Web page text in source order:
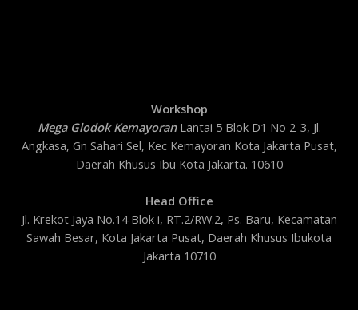
Workshop
Mega Glodok KemayoranLantai 5 Blok D1 No 2-3, Jl.
Angkasa, Gn Sahari Sel, Kec Kemayoran Kota Jakarta Pusat,
Daerah Khusus Ibu Kota Jakarta. 10610
Head Office
Jl. Krekot Jaya No.14 Blok i, RT.2/RW.2, Ps. Baru, Kecamatan
Sawah Besar, Kota Jakarta Pusat, Daerah Khusus Ibukota
Jakarta 10710